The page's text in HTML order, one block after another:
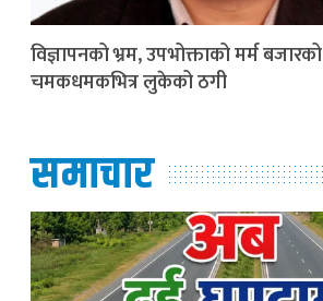
विज्ञापनको भ्रम, उपभोक्ताको मर्म बजारको
चमकधमकभित्र लुकेको ठगी
समाचार